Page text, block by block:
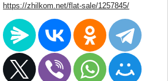
https://zhilkom.net/flat-sale/1257845/